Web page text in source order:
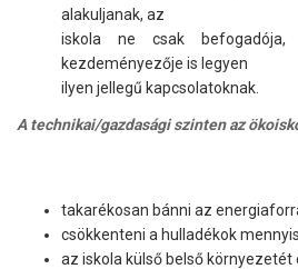
alakuljanak, az
iskola ne csak befogadója,
kezdeményezője is legyen
ilyen jellegű kapcsolatoknak.
A technikai/gazdasági szinten az
takarékosan bánni az
csökkenteni a hulladékok
az iskola külső belső